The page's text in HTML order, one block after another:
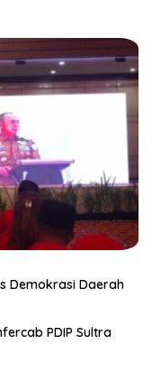
Demokrasi Daerah
PDIP Sultra